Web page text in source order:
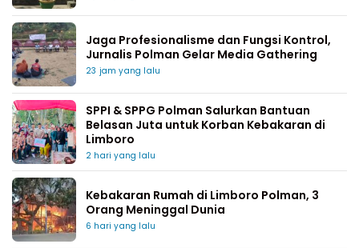
Jaga Profesionalisme dan Fungsi Kontrol,
Jurnalis Polman Gelar Media Gathering
23 jam yang lalu
SPPI & SPPG Polman Salurkan Bantuan
Belasan Juta untuk Korban Kebakaran di
Limboro
2 hari yang lalu
Kebakaran Rumah di Limboro Polman, 3
Orang Meninggal Dunia
6 hari yang lalu